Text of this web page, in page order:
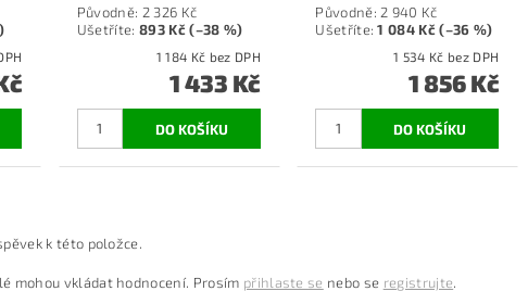
DPH
Původně: 2 326 Kč
Ušetříte:893 Kč (–38 %)
1 184 Kč bez DPH
1 433 Kč
Původně: 2 940 Kč
Ušetříte:1 084 Kč (–36 %)
1 534 Kč bez DPH
1 856 Kč
k této položce.
mohou vkládat hodnocení. Prosím přihlaste se nebo se registrujte.